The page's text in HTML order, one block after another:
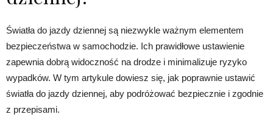
Światła do jazdy dziennej są niezwykle ważnym elementem
bezpieczeństwa w samochodzie. Ich prawidłowe ustawienie
zapewnia dobrą widoczność na drodze i minimalizuje ryzyko
wypadków. W tym artykule dowiesz się, jak poprawnie ustawić
światła do jazdy dziennej, aby podróżować bezpiecznie i zgodnie
z przepisami.